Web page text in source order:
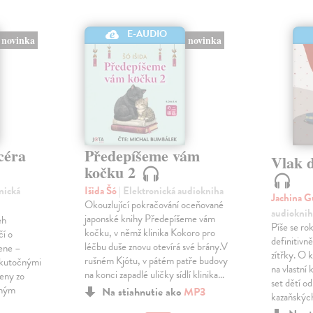
novinka
o
–
zo
E-AUDIO novinka
Předepíšeme vám
kočku 2
Išida Šó| Elektronická audiokniha
Okouzlující pokračování oceňované
japonské knihy Předepíšeme vám
kočku, v němž klinika Kokoro pro
léčbu duše znovu otevírá své brány.V
rušném Kjótu, v pátém patře budovy
na konci zapadlé uličky sídlí klinika…
Na stiahnutie ako MP3
Vlak
Jachina
Píše se
zítřky. O
na vlastní
set dětí